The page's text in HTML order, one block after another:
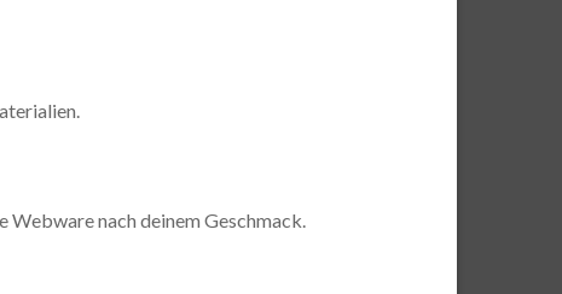
nach deinem Geschmack.